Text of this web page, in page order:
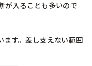
が入ることも多いので
ます。差し支えない範囲